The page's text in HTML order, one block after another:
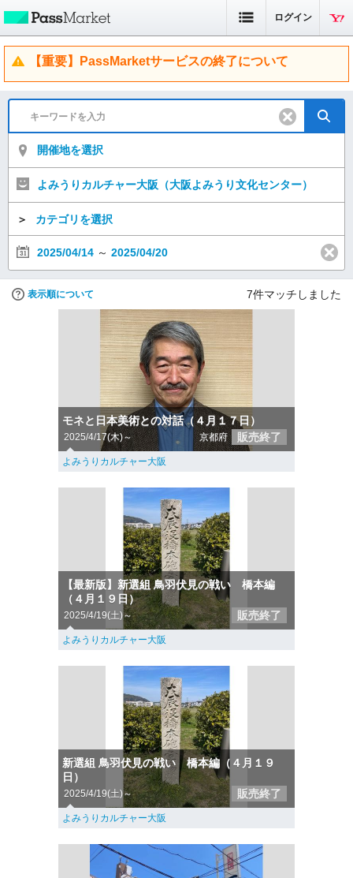
ログイン
【重要】PassMarketサービスの終了について
開催地を選択
よみうりカルチャー大阪（大阪よみうり文化センター）
＞ カテゴリを選択
2025/04/14 ～ 2025/04/20
表示順について 7件マッチしました
モネと日本美術との対話（４月１７日）
2025/4/17(木)～ 京都府 販売終了
よみうりカルチャー大阪
【最新版】新選組 鳥羽伏見の戦い 橋本編
（４月１９日）
2025/4/19(土)～ 販売終了
よみうりカルチャー大阪
新選組 鳥羽伏見の戦い 橋本編（４月１９
日）
2025/4/19(土)～ 販売終了
よみうりカルチャー大阪